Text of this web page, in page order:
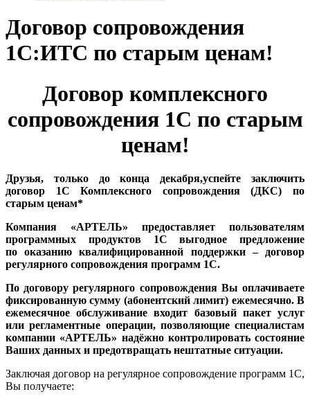
Договор сопровождения
1С:ИТС по старым ценам!
Договор комплексного
сопровождения 1С по старым
ценам!
Друзья, только до конца декабря,успейте заключить
договор 1С Комплексного сопровождения (ДКС) по
старым ценам*
Компания «АРТЕЛЬ» предоставляет пользователям
программных продуктов 1С выгодное предложение
по оказанию квалифицированной поддержки – договор
регулярного сопровождения программ 1С.
По договору регулярного сопровождения Вы оплачиваете
фиксированную сумму (абонентский лимит) ежемесячно. В
ежемесячное обслуживание входит базовый пакет услуг
или регламентные операции, позволяющие специалистам
компании «АРТЕЛЬ» надёжно контролировать состояние
Ваших данных и предотвращать нештатные ситуации.
Заключая договор на регулярное сопровождение программ 1С,
Вы получаете: